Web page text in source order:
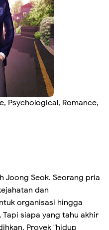
Psychological, Romance,
Joong Seok. Seorang pria
dan
organisasi hingga
siapa yang tahu akhir
Proyek "hidup